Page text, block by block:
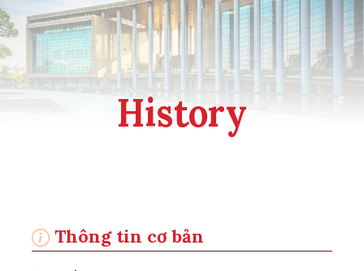
History
Thông tin cơ bản